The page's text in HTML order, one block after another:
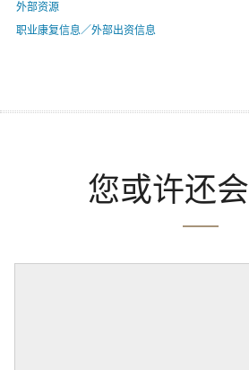
外部资源
职业康复信息／外部出资信息
您或许还